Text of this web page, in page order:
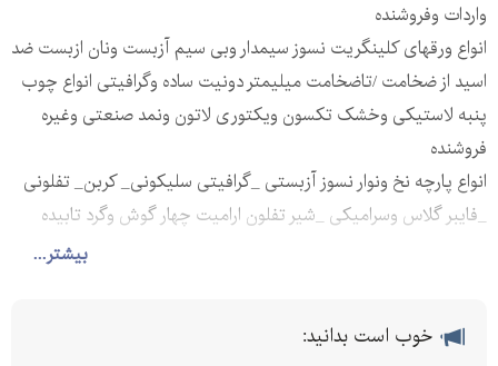
بیشتر...
واردات وفروشنده
انواع ورقهای کلینگریت نسوز سیمدار وبی سیم آزبست ونان ازبست ضد
اسید از ضخامت /تاضخامت میلیمتر دونیت ساده وگرافیتی انواع چوب
پنبه لاستیکی وخشک تکسون ویکتوری لاتون ونمد صنعتی وغیره
فروشنده
انواع پارچه نخ ونوار نسوز آزبستی _گرافیتی سلیکونی_ کربن_ تفلونی
_فایبر گلاس وسرامیکی _شیر تفلون ارامیت چهار گوش وگرد تابیده
فروش انواع پلیمرها ورق ومیلگرد تفلون پلی امید پلی تیلن پلی
خوب است بدانید: